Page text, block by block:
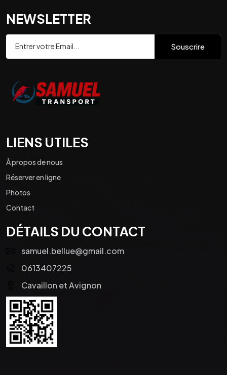
NEWSLETTER
Souscrire
LIENS UTILES
À propos de nous
Réserver en ligne
Photos
Contact
DÉTAILS DU CONTACT
samuel.bellue@gmail.com
0613407225
Cavaillon et Avignon